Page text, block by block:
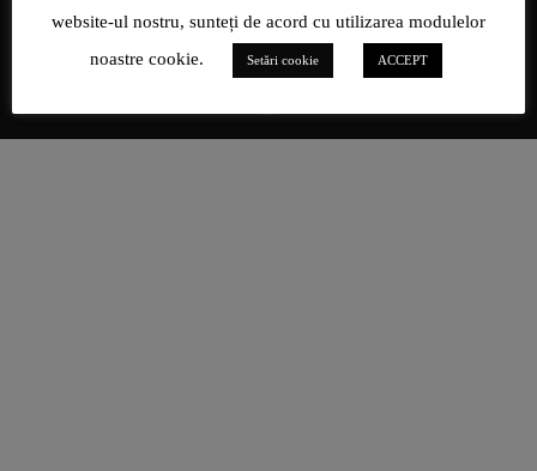
website-ul nostru, sunteți de acord cu utilizarea modulelor
noastre cookie.
Setări cookie ACCEPT